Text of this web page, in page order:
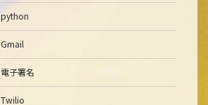
python
Gmail
電子署名
Twilio